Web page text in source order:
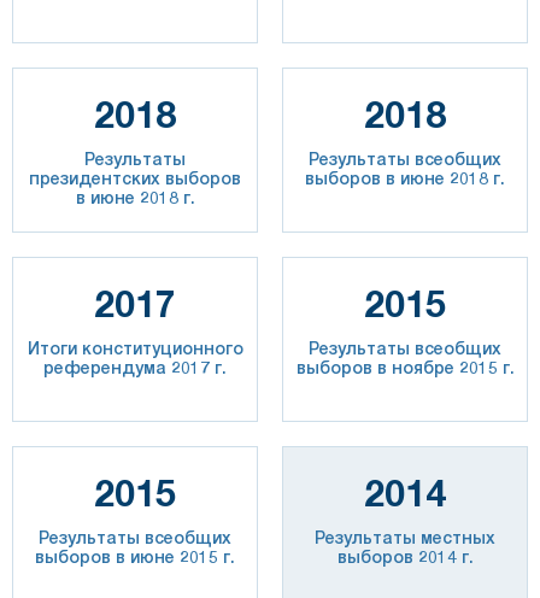
2018
Результаты
президентских выборов
в июне 2018 г.
2018
Результаты всеобщих
выборов в июне 2018 г.
2017
Итоги конституционного
референдума 2017 г.
2015
Результаты всеобщих
выборов в ноябре 2015 г.
2015
Результаты всеобщих
выборов в июне 2015 г.
2014
Результаты местных
выборов 2014 г.